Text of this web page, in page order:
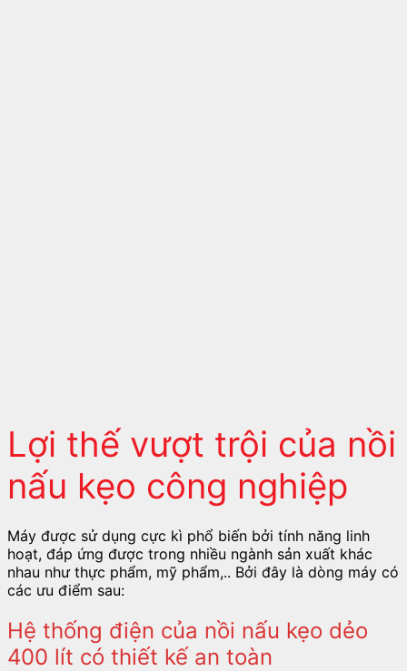
Lợi thế vượt trội của nồi
nấu kẹo công nghiệp
Máy được sử dụng cực kì phổ biến bởi tính năng linh
hoạt, đáp ứng được trong nhiều ngành sản xuất khác
nhau như thực phẩm, mỹ phẩm,.. Bởi đây là dòng máy có
các ưu điểm sau:
Hệ thống điện của nồi nấu kẹo dẻo
400 lít có thiết kế an toàn